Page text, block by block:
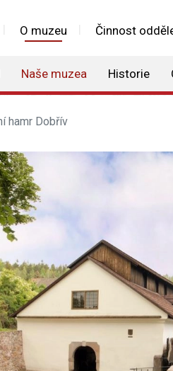
O muzeu Činnost
Naše muzea Historie
hamr Dobřív